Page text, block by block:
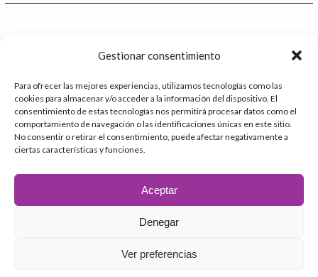
Gestionar consentimiento
Para ofrecer las mejores experiencias, utilizamos tecnologías como las
cookies para almacenar y/o acceder a la información del dispositivo. El
consentimiento de estas tecnologías nos permitirá procesar datos como el
comportamiento de navegación o las identificaciones únicas en este sitio.
No consentir o retirar el consentimiento, puede afectar negativamente a
ciertas características y funciones.
Aceptar
Denegar
Ver preferencias
986 48 52 28 - Ext.2
administracion@catedrafundacioninade.org
Universidade da Coruña - Facultad de Derecho
Campus Elviña s/n
15071 – A Coruña